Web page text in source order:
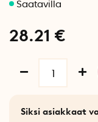
28.21 €
Siksi asiakkaat